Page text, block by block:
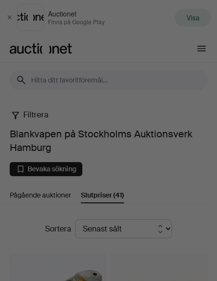
Stäng
Auctionet
Finns på Google Play Visa
Blankvapen
på
Stockholms
Auktionsverk
Filtrera
Blankvapen på Stockholms Auktionsverk
Hamburg
Bevaka sökning
Pågående auktioner Slutpriser(41)
SlutpriserSortera